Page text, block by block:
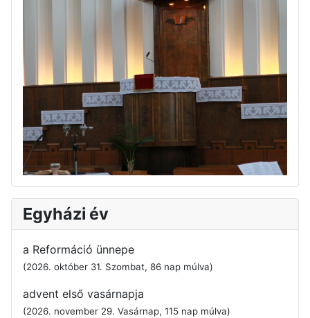
Egyházi év
a Reformáció ünnepe
(2026. október 31. Szombat, 86 nap múlva)
advent első vasárnapja
(2026. november 29. Vasárnap, 115 nap múlva)